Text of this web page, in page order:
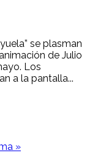
se plasman
de Julio
Los
a la pantalla...
»